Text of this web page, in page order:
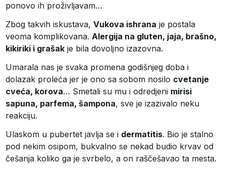
ponovo ih proživljavam…
Zbog takvih iskustava,Vukova ishrana je postala
veoma komplikovana.Alergija na gluten, jaja, brašno,
kikiriki i grašak je bila dovoljno izazovna.
Umarala nas je svaka promena godišnjeg doba i
dolazak proleća jer je ono sa sobom nosilo cvetanje
cveća, korova… Smetali su mu i odredjeni mirisi
sapuna, parfema, šampona, sve je izazivalo neku
reakciju.
Ulaskom u pubertet javlja se i dermatitis. Bio je stalno
pod nekim osipom, bukvalno se nekad budio krvav od
češanja koliko ga je svrbelo, a on raščešavao ta mesta.